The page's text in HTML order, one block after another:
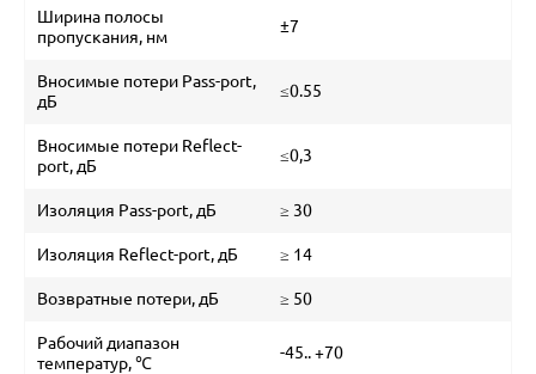
Ширина полосы
пропускания, нм
±7
Вносимые потери Pass-port,
дБ
≤0.55
Вносимые потери Reflect-
port, дБ
≤0,3
Изоляция Pass-port, дБ ≥ 30
Изоляция Reflect-port, дБ ≥ 14
Возвратные потери, дБ ≥ 50
Рабочий диапазон
температур, ℃
-45.. +70